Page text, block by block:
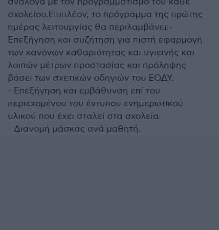
σχολείου.Επιπλέον, το πρόγραμμα της πρώτης
ημέρας λειτουργίας θα περιλαμβάνει:-
Επεξήγηση και συζήτηση για πιστή εφαρμογή
των κανόνων καθαριότητας και υγιεινής και
λοιπών μέτρων προστασίας και πρόληψης
βάσει των σχετικών οδηγιών του ΕΟΔΥ.
- Επεξήγηση και εμβάθυνση επί του
περιεχομένου του έντυπου ενημερωτικού
υλικού που έχει σταλεί στα σχολεία.
- Διανομή μάσκας ανά μαθητή.